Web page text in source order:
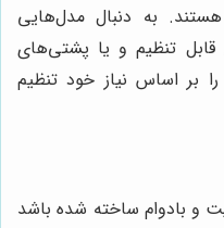
به دنبال مدل‌هایی
قابل تنظیم و یا پشتی‌های
بر اساس نیاز خود تنظیم
و بادوام ساخته شده باشد